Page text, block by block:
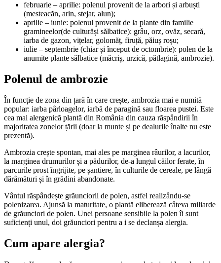
februarie – aprilie: polenul provenit de la arbori și arbuști
(mesteacăn, arin, stejar, alun);
aprilie – iunie: polenul provenit de la plante din familie
gramineelor(de culturăși sălbatice): grâu, orz, ovăz, secară,
iarba de gazon, vițelar, golomăț, firuță, păiuș roșu;
iulie – septembrie (chiar și început de octombrie): polen de la
anumite plante sălbatice (măcriș, urzică, pătlagină, ambrozie).
Polenul de ambrozie
În funcție de zona din țară în care crește, ambrozia mai e numită
popular: iarba pârloagelor, iarbă de paragină sau floarea pustei. Este
cea mai alergenică plantă din România din cauza răspândirii în
majoritatea zonelor țării (doar la munte și pe dealurile înalte nu este
prezentă).
Ambrozia crește spontan, mai ales pe marginea râurilor, a lacurilor,
la marginea drumurilor și a pădurilor, de-a lungul căilor ferate, în
parcurile prost îngrijite, pe șantiere, în culturile de cereale, pe lângă
dărâmături și în grădini abandonate.
Vântul răspândește grăunciorii de polen, astfel realizându-se
polenizarea. Ajunsă la maturitate, o plantă eliberează câteva miliarde
de grăunciori de polen. Unei persoane sensibile la polen îi sunt
suficienți unul, doi grăunciori pentru a i se declanșa alergia.
Cum apare alergia?